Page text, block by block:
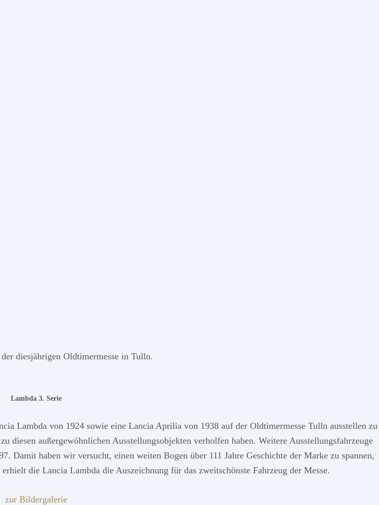
diesjährigen Oldtimermesse in Tulln.
Lambda 3. Serie
Lambda von 1924 sowie eine Lancia Aprilia von 1938 auf der Oldtimermesse Tulln ausstellen zu
diesen außergewöhnlichen Ausstellungsobjekten verholfen haben. Weitere Ausstellungsfahrzeuge
Damit haben wir versucht, einen weiten Bogen über 111 Jahre Geschichte der Marke zu spannen,
die Lancia Lambda die Auszeichnung für das zweitschönste Fahrzeug der Messe.
zur Bildergalerie